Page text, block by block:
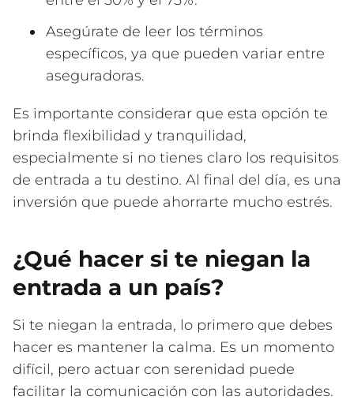
Asegúrate de leer los términos
específicos, ya que pueden variar entre
aseguradoras.
Es importante considerar que esta opción te
brinda flexibilidad y tranquilidad,
especialmente si no tienes claro los requisitos
de entrada a tu destino. Al final del día, es una
inversión que puede ahorrarte mucho estrés.
¿Qué hacer si te niegan la
entrada a un país?
Si te niegan la entrada, lo primero que debes
hacer es mantener la calma. Es un momento
difícil, pero actuar con serenidad puede
facilitar la comunicación con las autoridades.